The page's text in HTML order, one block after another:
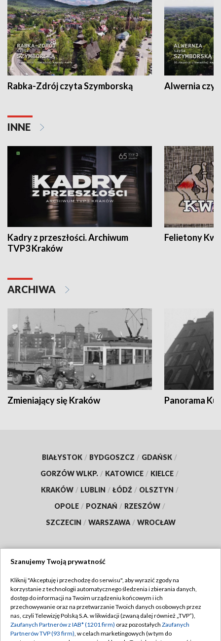
Rabka-Zdrój czyta Szymborską Alwernia
INNE
Kadry z przeszłości. Archiwum
TVP3 Kraków
Felietony
ARCHIWA
Zmieniający się Kraków Panorama
BIAŁYSTOK / BYDGOSZCZ / GDAŃSK /
GORZÓW WLKP. / KATOWICE / KIELCE /
KRAKÓW / LUBLIN / ŁÓDŹ / OLSZTYN /
OPOLE / POZNAŃ / RZESZÓW /
SZCZECIN / WARSZAWA / WROCŁAW
TVP
Abonament TVP
Emisja w TVP
Centrum informacji TVP
Regulamin TVP
Polityka prywatności
Szanujemy Twoją prywatność
Kliknij "Akceptuję i przechodzę do serwisu", aby wyrazić zgody na
korzystanie z technologii automatycznego śledzenia i zbierania danych,
dostęp do informacji na Twoim urządzeniu końcowym i ich
przechowywanie oraz na przetwarzanie Twoich danych osobowych przez
nas, czyli Telewizję Polską S.A. w likwidacji (zwaną dalej również „TVP”),
Zaufanych Partnerów z IAB* (1201 firm) oraz pozostałych Zaufanych
Partnerów TVP (93 firm), w celach marketingowych (w tym do